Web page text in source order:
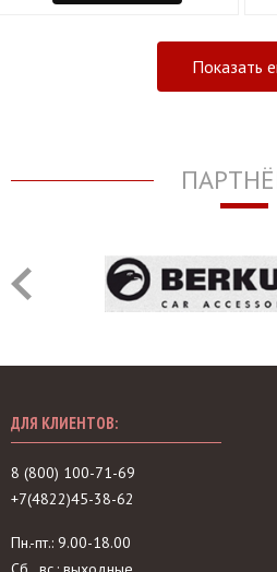
Показать
ДЛЯ КЛИЕНТОВ:
8 (800) 100-71-69
+7(4822)45-38-62
Пн.-пт.: 9.00-18.00